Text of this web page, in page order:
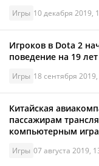
Игры 10 декабря 2019,
Игроков в Dota 2
поведение на 19 лет
Игры 18 сентября
Китайская
пассажирам
компьютерным
Игры 07 августа 2019,